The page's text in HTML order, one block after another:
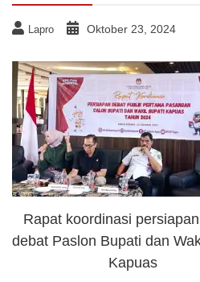
Lapro Oktober 23, 2024
Rapat koordinasi
debat Paslon Bupati dan
Kapuas